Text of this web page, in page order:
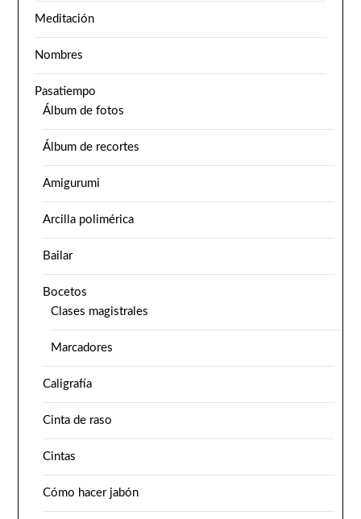
Meditación
Nombres
Pasatiempo
Álbum de fotos
Álbum de recortes
Amigurumi
Arcilla polimérica
Bailar
Bocetos
Clases magistrales
Marcadores
Caligrafía
Cinta de raso
Cintas
Cómo hacer jabón